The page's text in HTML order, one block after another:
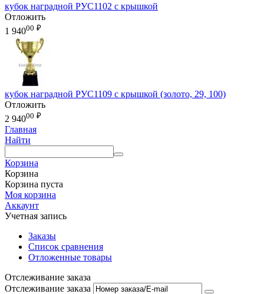
кубок наградной РУС1102 с крышкой
Отложить
1 94000 ₽
кубок наградной РУС1109 с крышкой (золото, 29, 100)
Отложить
2 94000 ₽
Главная
Найти
Корзина
Корзина
Корзина пуста
Моя корзина
Аккаунт
Учетная запись
Заказы
Список сравнения
Отложенные товары
Отслеживание заказа
Отслеживание заказа